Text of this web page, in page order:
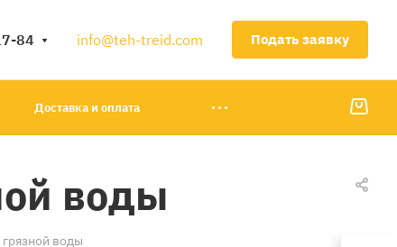
84 info@teh-treid.com Подать заявку
Доставка и оплата
воды
воды